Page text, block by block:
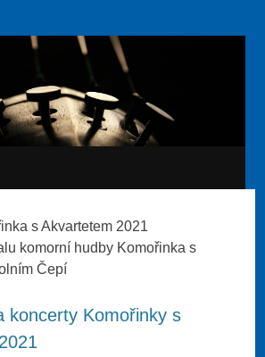
s Akvartetem 2021
komorní hudby Komořinka s
Čepí
koncerty Komořinky s